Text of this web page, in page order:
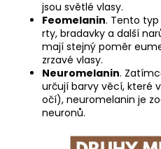
jsou světlé vlasy.
Feomelanin. Tento
rty, bradavky a další
mají stejný poměr
zrzavé vlasy.
Neuromelanin.
určují barvy věcí, které
očí), neuromelanin je
neuronů.